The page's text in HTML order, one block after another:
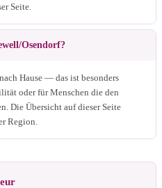
Seite.
Osendorf?
Hause — das ist besonders
oder für Menschen die den
Die Übersicht auf dieser Seite
Region.